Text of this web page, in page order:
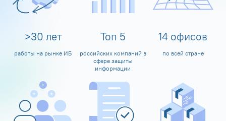
>30 лет
работы на рынке ИБ
Топ 5
российских компаний в
сфере защиты
информации
14 офисов
по всей стране